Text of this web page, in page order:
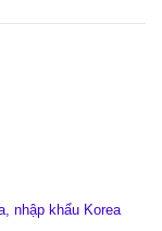
nhập khẩu Korea